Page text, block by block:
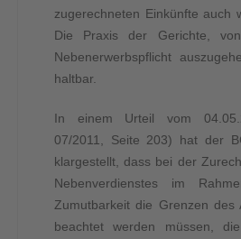
zugerechneten Einkünfte auch
Die Praxis der Gerichte,
Nebenerwerbspflicht
haltbar.
In einem Urteil vom
07/2011, Seite 203) hat der
klargestellt, dass bei der
Nebenverdienstes im
Zumutbarkeit die Grenzen des
beachtet werden müssen,